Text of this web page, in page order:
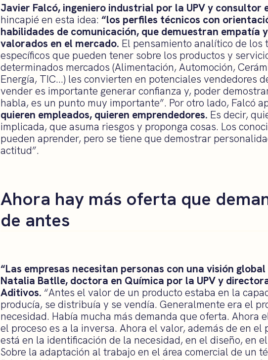
Javier Falcó, ingeniero industrial por la UPV y consultor
hincapié en esta idea: “los perfiles técnicos con
habilidades de comunicación, que demuestran empatía
valorados en el mercado. El pensamiento analítico de los
específicos que pueden tener sobre los productos y
determinados mercados (Alimentación, Automoción,
Energía, TIC…) les convierten en potenciales vendedores
vender es importante generar confianza y, poder
habla, es un punto muy importante”. Por otro lado, Falcó
quieren empleados, quieren emprendedores. Es decir,
implicada, que asuma riesgos y proponga cosas. Los
pueden aprender, pero se tiene que demostrar
actitud”.
Ahora hay más oferta que
de antes
“Las empresas necesitan personas con una visión global
Natalia Batlle, doctora en Química por la UPV y
Aditivos. “Antes el valor de un producto estaba en la
producía, se distribuía y se vendía. Generalmente era el
necesidad. Había mucha más demanda que oferta. Ahora
el proceso es a la inversa. Ahora el valor, además de en el
está en la identificación de la necesidad, en el diseño, en
Sobre la adaptación al trabajo en el área comercial de un